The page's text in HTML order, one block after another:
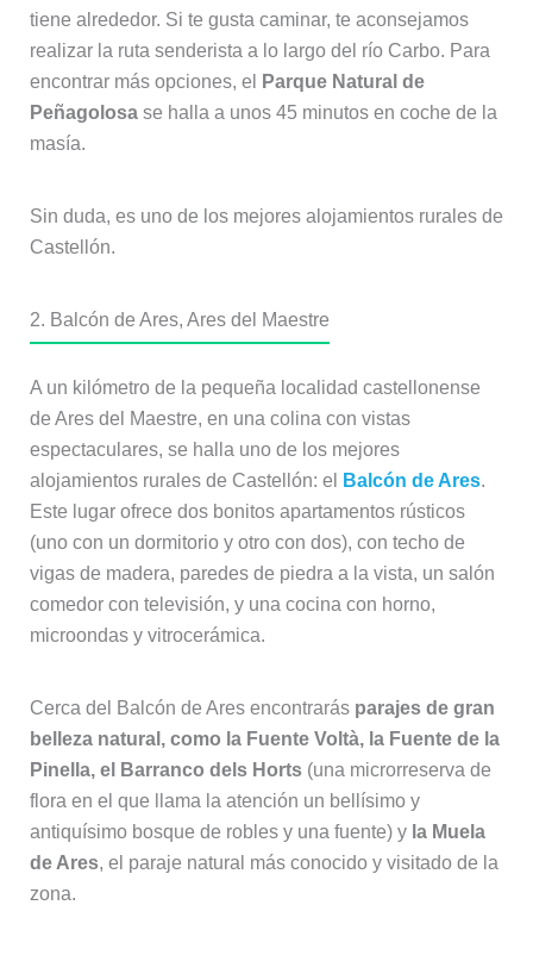
tiene alrededor. Si te gusta caminar, te aconsejamos
realizar la ruta senderista a lo largo del río Carbo. Para
encontrar más opciones, el
Parque Natural de
Peñagolosase halla a unos 45 minutos en coche de la
masía.
Sin duda, es uno de los mejores alojamientos rurales de
Castellón.
2. Balcón de Ares, Ares del Maestre
A un kilómetro de la pequeña localidad castellonense
de Ares del Maestre, en una colina con vistas
espectaculares, se halla uno de los mejores
alojamientos rurales de Castellón: el
Balcón de Ares.
Este lugar ofrece dos bonitos apartamentos rústicos
(uno con un dormitorio y otro con dos), con techo de
vigas de madera, paredes de piedra a la vista, un salón
comedor con televisión, y una cocina con horno,
microondas y vitrocerámica.
Cerca del Balcón de Ares encontrarás parajes de gran
belleza natural, como la Fuente Voltà, la Fuente de la
Pinella, el Barranco dels Horts(una microrreserva de
flora en el que llama la atención un bellísimo y
antiquísimo bosque de robles y una fuente) y la Muela
de Ares, el paraje natural más conocido y visitado de la
zona.